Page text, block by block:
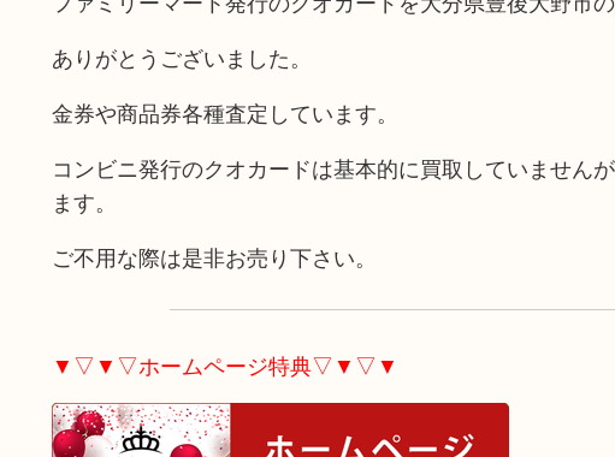
ありがとうございました。
金券や商品券各種査定しています。
コンビニ発行のクオカードは基本的に買取していません
ます。
ご不用な際は是非お売り下さい。
▼▽▼▽ホームページ特典▽▼▽▼